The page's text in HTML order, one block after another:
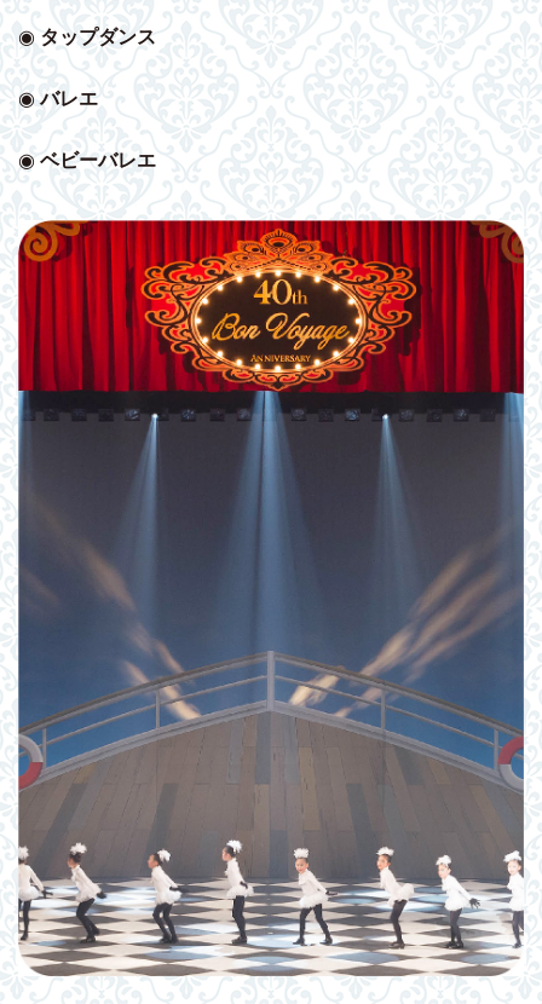
◉ タップダンス
◉バレエ
◉ベビーバレエ